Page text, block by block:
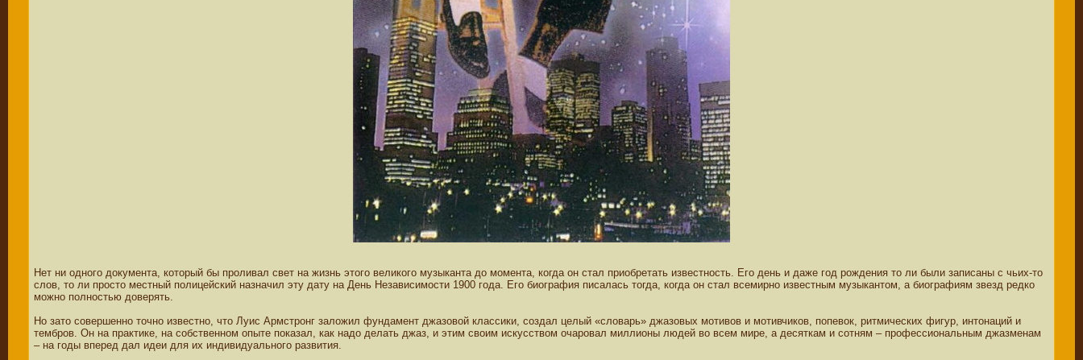
Нет ни одного документа, который бы проливал свет на жизнь этого великого музыканта до момента, когда он стал приобретать известность. Его день и даже год рождения то ли были записаны с чьих-то
слов, то ли просто местный полицейский назначил эту дату на День Независимости 1900 года. Его биография писалась тогда, когда он стал всемирно известным музыкантом, а биографиям звезд редко
можно полностью доверять.
Но зато совершенно точно известно, что Луис Армстронг заложил фундамент джазовой классики, создал целый «словарь» джазовых мотивов и мотивчиков, попевок, ритмических фигур, интонаций и
тембров. Он на практике, на собственном опыте показал, как надо делать джаз, и этим своим искусством очаровал миллионы людей во всем мире, а десяткам и сотням – профессиональным джазменам
– на годы вперед дал идеи для их индивидуального развития.